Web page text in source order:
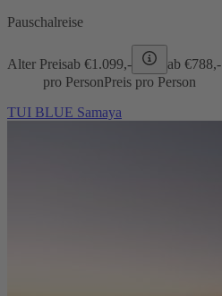
Pauschalreise
Alter Preisab €1.099,- ab €788,-
pro PersonPreis pro Person
TUI BLUE Samaya